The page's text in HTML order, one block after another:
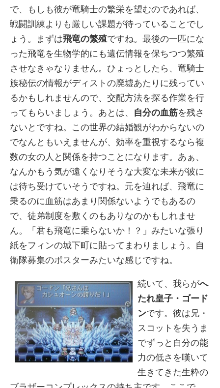
で、もしも彼が竜騎士の繁栄を望むのであれば、
戦闘訓練よりも厳しい課題が待っていることでし
ょう。まずは飛竜の繁殖ですね。最後の一匹にな
った飛竜を生物学的にも遺伝情報を保ちつつ繁殖
させなきゃなりません。ひょっとしたら、竜騎士
族秘伝の情報がディストの廃墟あたりに残ってい
るかもしれませんので、交配方法を探る作業を行
ってもらいましょう。あとは、 自分の血筋を残さ
ないとですね。この世界の結婚観がわからないの
でなんともいえませんが、効率を重視するなら複
数の女の人と関係を持つことになります。あぁ、
なんかもう気が遠くなりそうな大変な未来が彼に
は待ち受けていそうですね。元を辿れば、飛竜に
乗るのに血筋はあまり関係ないようでもあるの
で、徒弟制度を敷くのもありなのかもしれませ
ん。「君も飛竜に乗らないか！？」みたいな張り
紙をフィンの城下町に貼ってまわりましょう。自
衛隊募集のポスターみたいな感じですね。
続いて、我らがへ
たれ皇子・ゴード
ンです。彼は兄・
スコットを失うま
でずっと自分の能
力の低さを嘆いて
生きてきた生粋の